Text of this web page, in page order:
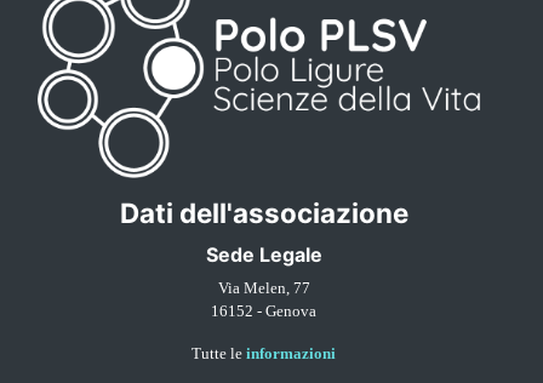
Dati dell'associazione
Sede Legale
Via Melen, 77
16152 - Genova
Tutte le informazioni